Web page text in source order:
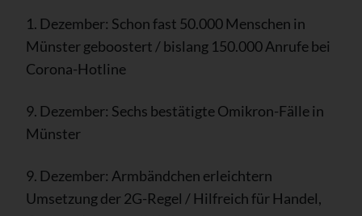
1. Dezember: Schon fast 50.000 Menschen in
Münster geboostert / bislang 150.000 Anrufe bei
Corona-Hotline
9. Dezember: Sechs bestätigte Omikron-Fälle in
Münster
9. Dezember: Armbändchen erleichtern
Umsetzung der 2G-Regel / Hilfreich für Handel,